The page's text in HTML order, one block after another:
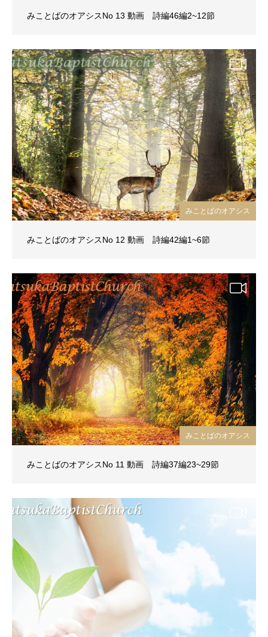
みことばのオアシスNo 13 動画 詩編46編2~12節
みことばのオアシス
みことばのオアシスNo 12 動画 詩編42編1~6節
みことばのオアシス
みことばのオアシスNo 11 動画 詩編37編23~29節